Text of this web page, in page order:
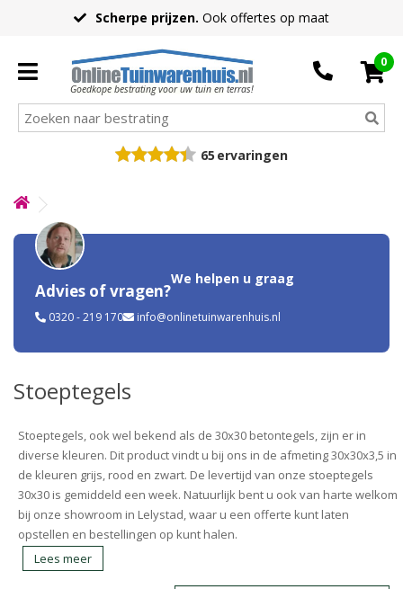
Scherpe prijzen. Ook offertes op maat
Goedkope bestrating voor uw tuin en terras!
0
65 ervaringen
Advies of vragen?
We helpen u graag
0320 - 219 170 info@onlinetuinwarenhuis.nl
Stoeptegels
Stoeptegels, ook wel bekend als de 30x30 betontegels, zijn er in
diverse kleuren. Dit product vindt u bij ons in de afmeting 30x30x3,5 in
de kleuren grijs, rood en zwart. De levertijd van onze stoeptegels
30x30 is gemiddeld een week. Natuurlijk bent u ook van harte welkom
bij onze showroom in Lelystad, waar u een offerte kunt laten
opstellen en bestellingen op kunt halen.
Lees meer